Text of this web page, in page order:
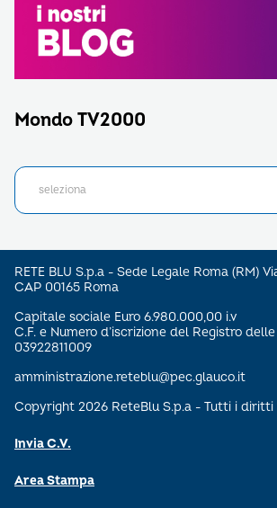
Mondo TV2000
RETE BLU S.p.a - Sede Legale Roma (RM)
CAP 00165 Roma
Capitale sociale Euro 6.980.000,00 i.v
C.F. e Numero d’iscrizione del Registro
03922811009
amministrazione.reteblu@pec.glauco.it
Copyright 2026 ReteBlu S.p.a - Tutti i diritti
Invia C.V.
Area Stampa